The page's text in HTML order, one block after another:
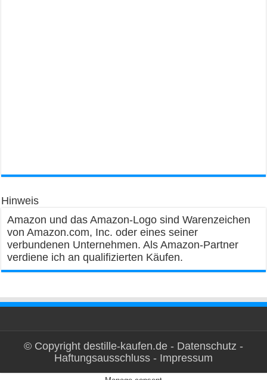
Hinweis
Amazon und das Amazon-Logo sind Warenzeichen
von Amazon.com, Inc. oder eines seiner
verbundenen Unternehmen. Als Amazon-Partner
verdiene ich an qualifizierten Käufen.
© Copyright destille-kaufen.de - Datenschutz -
Haftungsausschluss - Impressum